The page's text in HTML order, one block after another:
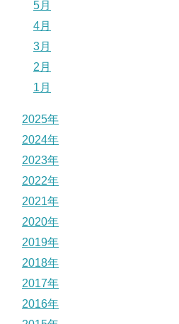
5月
4月
3月
2月
1月
2025年
2024年
2023年
2022年
2021年
2020年
2019年
2018年
2017年
2016年